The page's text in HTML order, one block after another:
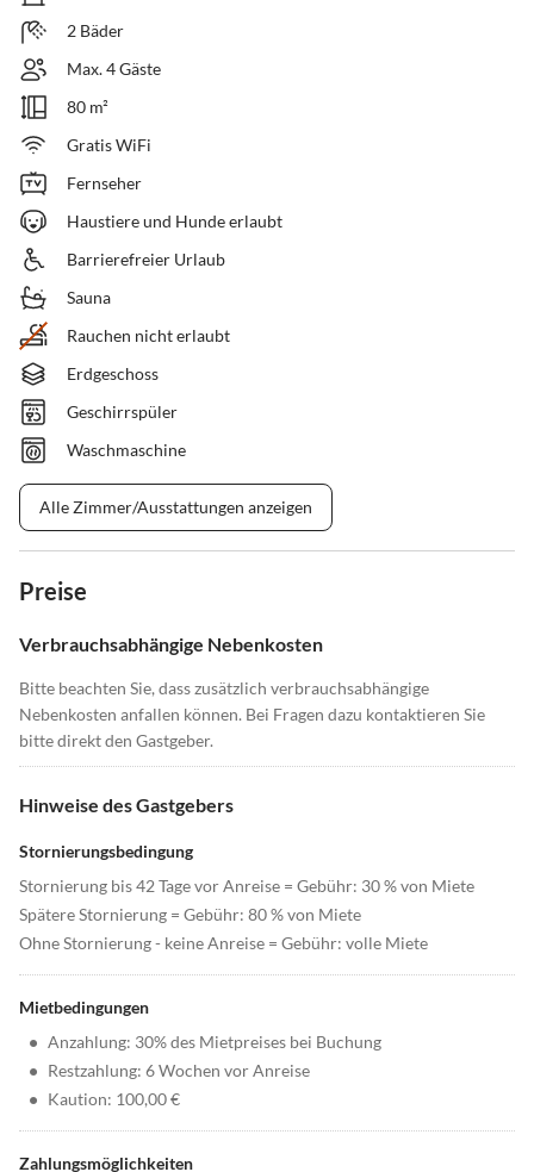
2 Bäder
Max. 4 Gäste
80 m²
Gratis WiFi
Fernseher
Haustiere und Hunde erlaubt
Barrierefreier Urlaub
Sauna
Rauchen nicht erlaubt
Erdgeschoss
Geschirrspüler
Waschmaschine
Alle Zimmer/Ausstattungen anzeigen
Preise
Verbrauchsabhängige Nebenkosten
Bitte beachten Sie, dass zusätzlich verbrauchsabhängige
Nebenkosten anfallen können. Bei Fragen dazu kontaktieren Sie
bitte direkt den Gastgeber.
Hinweise des Gastgebers
Stornierungsbedingung
Stornierung bis 42 Tage vor Anreise = Gebühr: 30 % von Miete
Spätere Stornierung = Gebühr: 80 % von Miete
Ohne Stornierung - keine Anreise = Gebühr: volle Miete
Mietbedingungen
• Anzahlung: 30% des Mietpreises bei Buchung
• Restzahlung: 6 Wochen vor Anreise
• Kaution: 100,00 €
Zahlungsmöglichkeiten